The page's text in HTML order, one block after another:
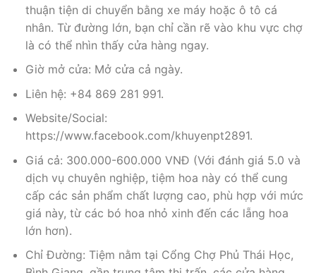
thuận tiện di chuyển bằng xe máy hoặc ô tô cá
nhân. Từ đường lớn, bạn chỉ cần rẽ vào khu vực chợ
là có thể nhìn thấy cửa hàng ngay.
Giờ mở cửa: Mở cửa cả ngày.
Liên hệ: +84 869 281 991.
Website/Social:
https://www.facebook.com/khuyenpt2891.
Giá cả: 300.000-600.000 VNĐ (Với đánh giá 5.0 và
dịch vụ chuyên nghiệp, tiệm hoa này có thể cung
cấp các sản phẩm chất lượng cao, phù hợp với mức
giá này, từ các bó hoa nhỏ xinh đến các lẵng hoa
lớn hơn).
Chỉ Đường: Tiệm nằm tại Cổng Chợ Phủ Thái Học,